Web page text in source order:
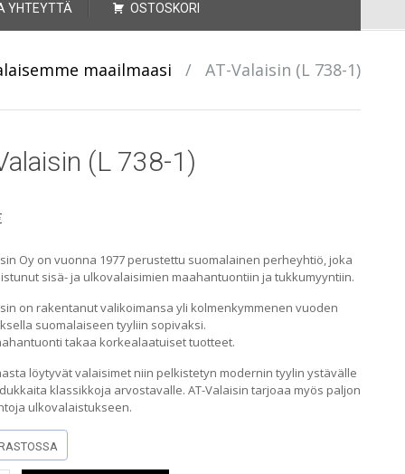
YHTEYTTÄ OSTOSKORI
maailmaasi / AT-Valaisin (L 738-1)
(L 738-1)
Oy on vuonna 1977 perustettu suomalainen perheyhtiö, joka
sisä- ja ulkovalaisimien maahantuontiin ja tukkumyyntiin.
on rakentanut valikoimansa yli kolmenkymmenen vuoden
suomalaiseen tyyliin sopivaksi.
takaa korkealaatuiset tuotteet.
löytyvät valaisimet niin pelkistetyn modernin tyylin ystävälle
klassikkoja arvostavalle. AT-Valaisin tarjoaa myös paljon
ulkovalaistukseen.